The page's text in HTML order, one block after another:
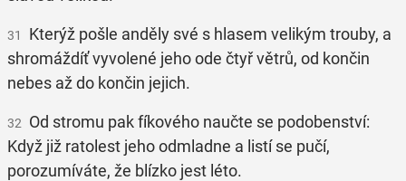
31
Kterýž pošle anděly své s hlasem velikým trouby, a
shromáždíť vyvolené jeho ode čtyř větrů, od končin
nebes až do končin jejich.
32 Od stromu pak fíkového naučte se podobenství:
Když již ratolest jeho odmladne a listí se pučí,
porozumíváte, že blízko jest léto.